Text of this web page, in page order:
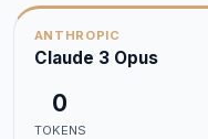
ANTHROPIC
Claude 3 Opus
0
TOKENS